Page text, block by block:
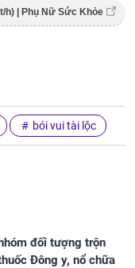
h) | Phụ Nữ Sức Khỏe
bói vui tài lộc
đối tượng trộn
Đông y, nổ chữa